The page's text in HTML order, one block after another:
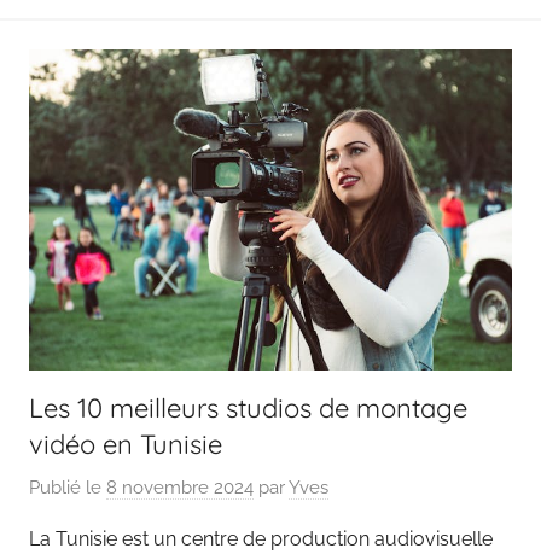
Les 10 meilleurs studios de montage
vidéo en Tunisie
Publié le 8 novembre 2024 parYves
La Tunisie est un centre de production audiovisuelle